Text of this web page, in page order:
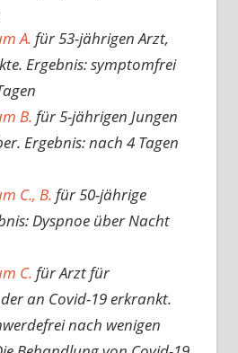
A. für 53-jährigen Arzt,
Ergebnis: symptomfrei
B. für 5-jährigen Jungen
Ergebnis: nach 4 Tagen
C., B. für 50-jährige
Dyspnoe über Nacht
C. für Arzt für
an Covid-19 erkrankt.
nach wenigen